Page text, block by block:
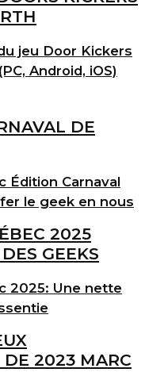
jeu Door Kickers
Android, iOS)
Édition Carnaval
le geek en nous
2025: Une nette